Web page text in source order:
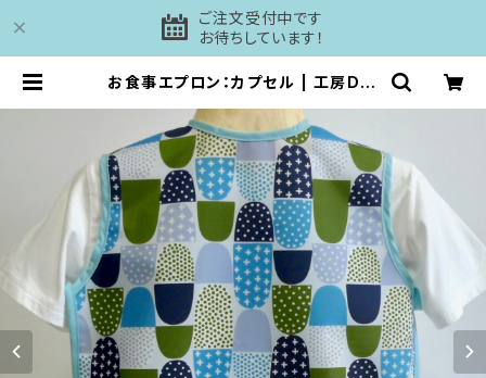
ご注文受付中です
お待ちしています！
お食事エプロン：カプセル | 工房DAI